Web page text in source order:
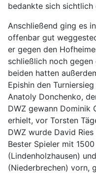
bedankte sich
Anschließend ging es
offenbar gut
er gegen den
schließlich noch
beiden hatten
Epishin den
Anatoly Donchenko,
DWZ gewann Dominik
erhielt, vor Torsten
DWZ wurde David
Bester Spieler mit
(Lindenholzhausen)
(Niederbrechen) vorn,